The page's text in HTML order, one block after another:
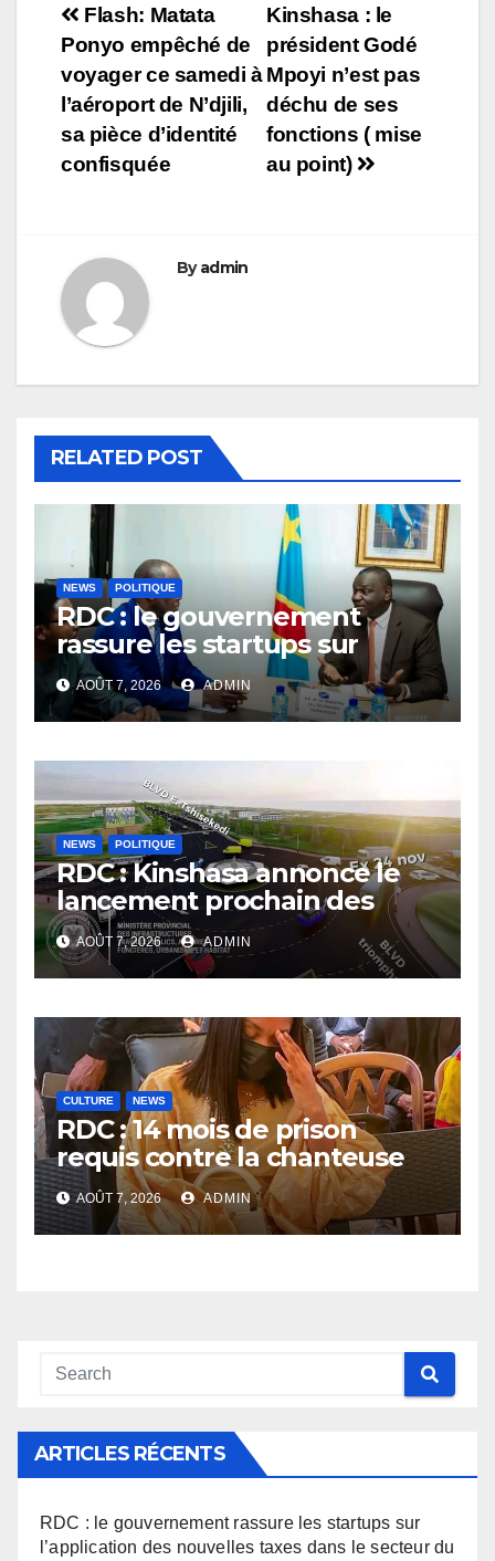
Navigation
de
l’article
Kinshasa : le
président Godé
Mpoyi n’est pas
déchu de ses
fonctions ( mise
au point)
Flash: Matata
Ponyo empêché de
voyager ce samedi à
l’aéroport de N’djili,
sa pièce d’identité
confisquée
Byadmin
RELATED POST
NEWS POLITIQUE
RDC : le gouvernement
rassure les startups sur
l’application des nouvelles
taxes dans le secteur du
numérique
AOÛT 7, 2026 ADMIN
NEWS POLITIQUE
RDC : Kinshasa annonce le
lancement prochain des
travaux du boulevard
Étienne Tshisekedi
AOÛT 7, 2026 ADMIN
CULTURE NEWS
RDC : 14 mois de prison
requis contre la chanteuse
Rebo Tchulo, la partie civile
réclame 250 000 USD de
dommages et intérêts
AOÛT 7, 2026 ADMIN
ARTICLES RÉCENTS
RDC : le gouvernement rassure les startups sur
l’application des nouvelles taxes dans le secteur du